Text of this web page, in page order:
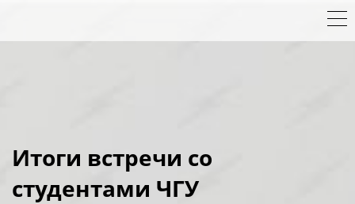
Итоги встречи со
студентами ЧГУ